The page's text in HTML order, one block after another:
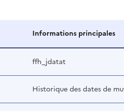
Informations principales
ffh_jdatat
Historique des dates de